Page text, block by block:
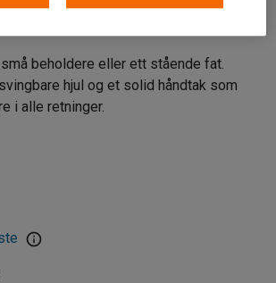
hjul
beholdere eller ett stående fat.
hjul og et solid håndtak som
i alle retninger.